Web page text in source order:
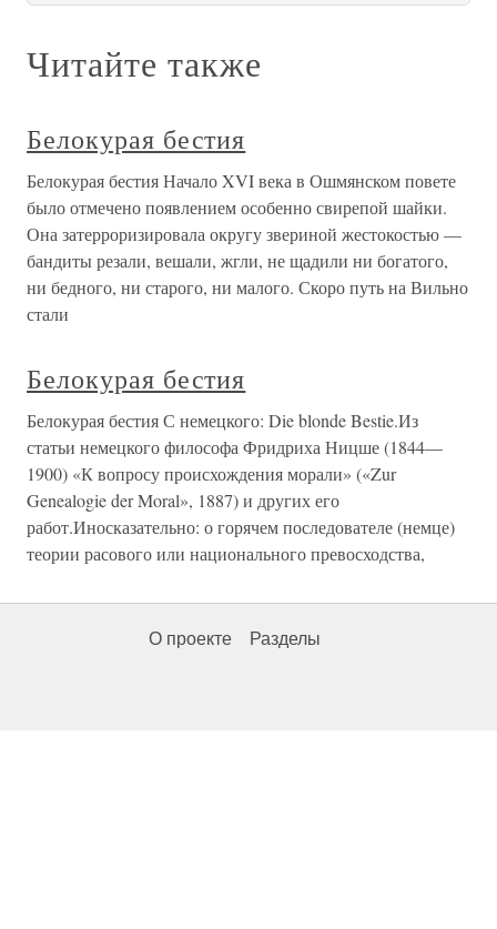
Читайте также
Белокурая бестия
Белокурая бестия Начало XVI века в Ошмянском повете
было отмечено появлением особенно свирепой шайки.
Она затерроризировала округу звериной жестокостью —
бандиты резали, вешали, жгли, не щадили ни богатого,
ни бедного, ни старого, ни малого. Скоро путь на Вильно
стали
Белокурая бестия
Белокурая бестия С немецкого: Die blonde Bestie.Из
статьи немецкого философа Фридриха Ницше (1844—
1900) «К вопросу происхождения морали» («Zur
Genealogie der Moral», 1887) и других его
работ.Иносказательно: о горячем последователе (немце)
теории расового или национального превосходства,
О проекте Разделы